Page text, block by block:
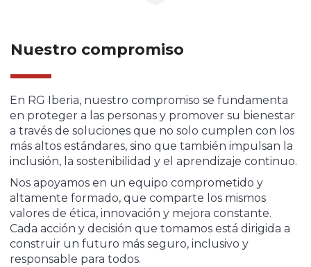
Nuestro compromiso
En RG Iberia, nuestro compromiso se fundamenta
en proteger a las personas y promover su bienestar
a través de soluciones que no solo cumplen con los
más altos estándares, sino que también impulsan la
inclusión, la sostenibilidad y el aprendizaje continuo.
Nos apoyamos en un equipo comprometido y
altamente formado, que comparte los mismos
valores de ética, innovación y mejora constante.
Cada acción y decisión que tomamos está dirigida a
construir un futuro más seguro, inclusivo y
responsable para todos.